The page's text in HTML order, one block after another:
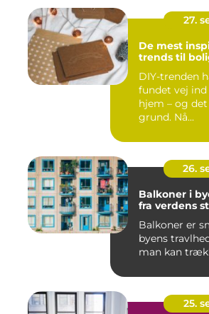
27.
De mest
trends til
DIY-trenden
fundet vej ind
hjem – og
grund. Nå...
26.
Balkoner i
fra verdens
Balkoner er
byens
man kan
25.